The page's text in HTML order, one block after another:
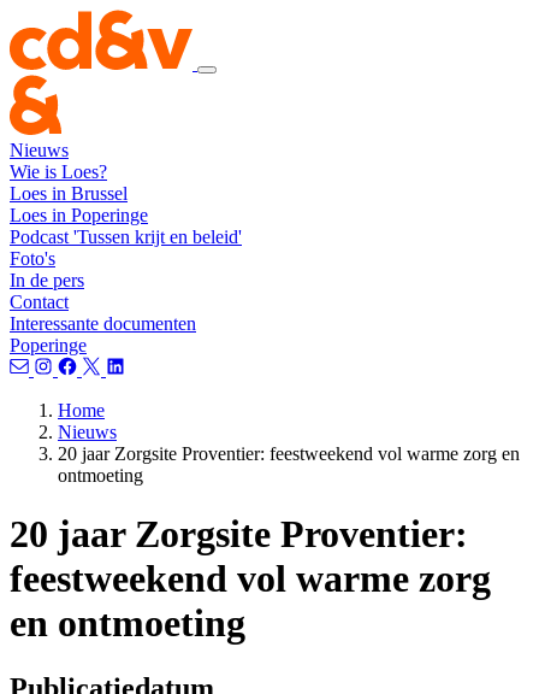
Nieuws
Wie is Loes?
Loes in Brussel
Loes in Poperinge
Podcast 'Tussen krijt en beleid'
Foto's
In de pers
Contact
Interessante documenten
Poperinge
Home
Nieuws
20 jaar Zorgsite Proventier: feestweekend vol warme zorg en
ontmoeting
20 jaar Zorgsite Proventier:
feestweekend vol warme zorg
en ontmoeting